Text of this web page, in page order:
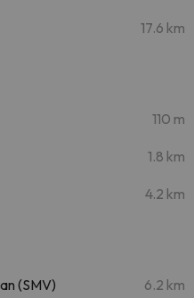
17.6 km
110 m
1.8 km
4.2 km
(SMV) 6.2 km